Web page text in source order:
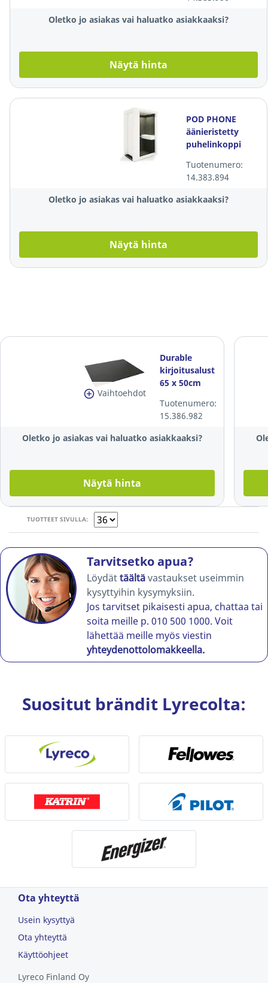
Oletko jo asiakas vai haluatko asiakkaaksi?
Näytä hinta
POD PHONE
äänieristetty
puhelinkoppi
Tuotenumero:
14.383.894
Oletko jo asiakas vai haluatko asiakkaaksi?
Näytä hinta
Vaihtoehdot
Durable
kirjoitusalusta
65 x 50cm
Tuotenumero:
15.386.982
Oletko jo asiakas vai haluatko asiakkaaksi?
Näytä hinta
TUOTTEET SIVULLA:
Tarvitsetko apua?
Löydättäältävastaukset useimmin
kysyttyihin kysymyksiin.
Jos tarvitset pikaisesti apua, chattaa tai
soita meille p. 010 500 1000. Voit
lähettää meille myös viestin
yhteydenottolomakkeella.
Suositut brändit Lyrecolta:
Ota yhteyttä
Usein kysyttyä
Ota yhteyttä
Käyttöohjeet
Lyreco Finland Oy